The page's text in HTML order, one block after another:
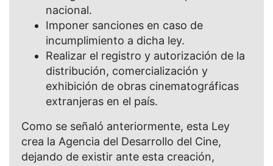
nacional.
Imponer sanciones en caso de
incumplimiento a dicha ley.
Realizar el registro y autorización de la
distribución, comercialización y
exhibición de obras cinematográficas
extranjeras en el país.
Como se señaló anteriormente, esta Ley
crea la Agencia del Desarrollo del Cine,
dejando de existir ante esta creación,